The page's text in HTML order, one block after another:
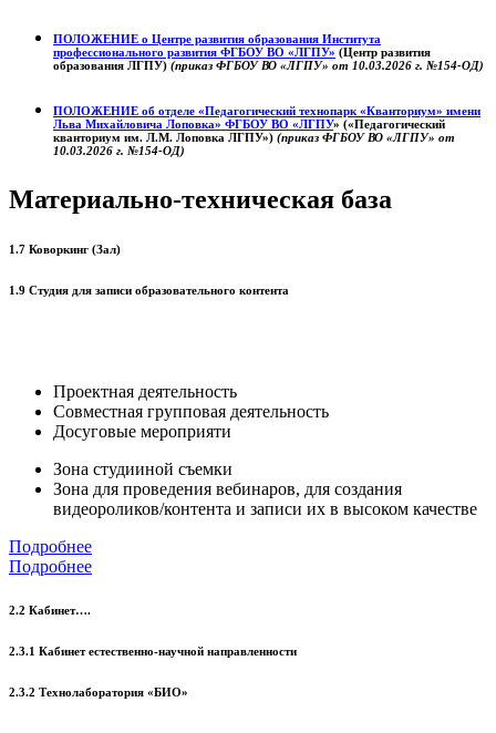
ПОЛОЖЕНИЕ о Центре развития образования Института
профессионального развития ФГБОУ ВО «ЛГПУ» (Центр развития
образования ЛГПУ) (приказ ФГБОУ ВО «ЛГПУ» от 10.03.2026 г. №154-ОД)
ПОЛОЖЕНИЕ об отделе «Педагогический технопарк «Кванториум» имени
Льва Михайловича Лоповка» ФГБОУ ВО «ЛГПУ» («Педагогический
кванториум им. Л.М. Лоповка ЛГПУ») (приказ ФГБОУ ВО «ЛГПУ» от
10.03.2026 г. №154-ОД)
Материально-техническая база
1.7 Коворкинг (Зал)
1.9 Студия для записи образовательного контента
Проектная деятельность
Совместная групповая деятельность
Досуговые мероприяти
Зона студииной съемки
Зона для проведения вебинаров, для создания
видеороликов/контента и записи их в высоком качестве
Подробнее
Подробнее
2.2 Кабинет….
2.3.1 Кабинет естественно-научной направленности
2.3.2 Технолаборатория «БИО»